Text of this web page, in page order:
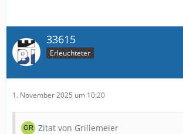
33615
Erleuchteter
1. November 2025 um 10:20
Zitat von Grillemeier